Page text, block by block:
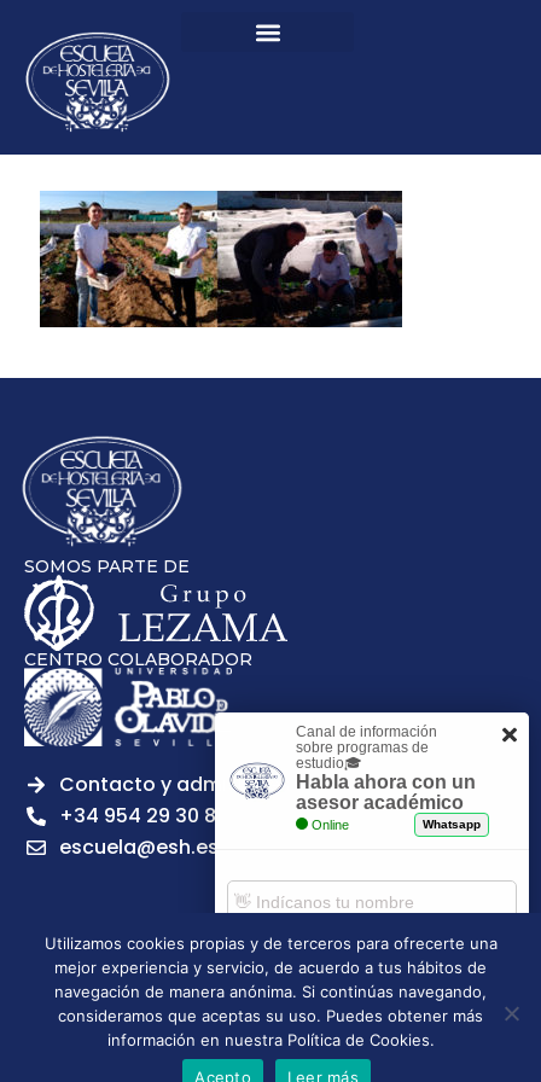
SOMOS PARTE DE
CENTRO COLABORADOR
Contacto y admisiones
+34 954 29 30 81
escuela@esh.es
Aviso legal Política de Privacidad
Política de Cookies
Política de calidad
Tablón de anuncios
Escuela Superior de Hostelería de Sevilla | 2026 | Todos los
derechos reservados
Utilizamos cookies propias y de terceros para ofrecerte una
mejor experiencia y servicio, de acuerdo a tus hábitos de
navegación de manera anónima. Si continúas navegando,
consideramos que aceptas su uso. Puedes obtener más
información en nuestra Política de Cookies.
Acepto
Leer más
Canal de información
sobre programas de
estudio🎓
Habla ahora con un
asesor académico
Online Whatsapp
Comenzar chat